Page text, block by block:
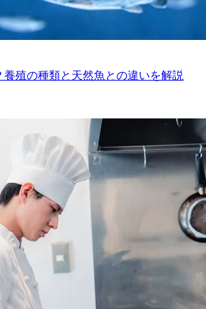
養殖の種類と天然魚との違いを解説